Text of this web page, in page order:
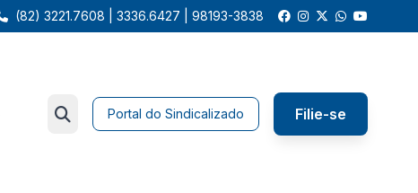
(82) 3221.7608 | 3336.6427 | 98193-3838
Portal do Sindicalizado Filie-se